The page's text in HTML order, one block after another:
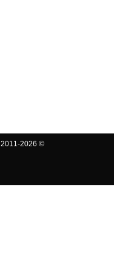
2011-2026 ©